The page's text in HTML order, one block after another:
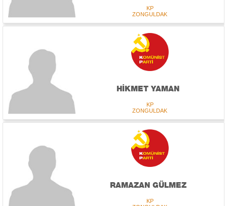
KP
ZONGULDAK
HİKMET YAMAN
KP
ZONGULDAK
RAMAZAN GÜLMEZ
KP